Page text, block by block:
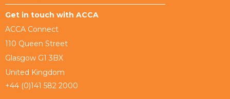
Get in touch with ACCA
ACCA Connect
110 Queen Street
Glasgow G1 3BX
United Kingdom
+44 (0)141 582 2000